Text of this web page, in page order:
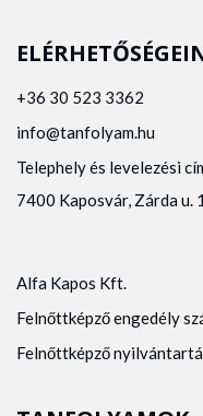
+36 30 523 3362
info@tanfolyam.hu
Telephely és levelezési
7400 Kaposvár, Zárda u.
Alfa Kapos Kft.
Felnőttképző engedély
Felnőttképző